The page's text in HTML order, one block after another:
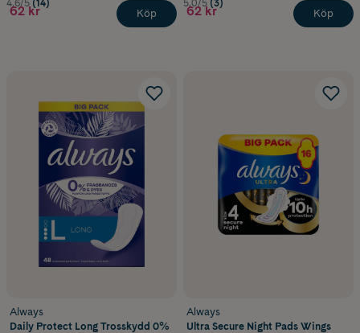
4.6/5 (14)
62 kr Köp
5.0/5 (3)
62 kr Köp
Always
Daily Protect Long Trosskydd 0%
Always
Ultra Secure Night Pads Wings